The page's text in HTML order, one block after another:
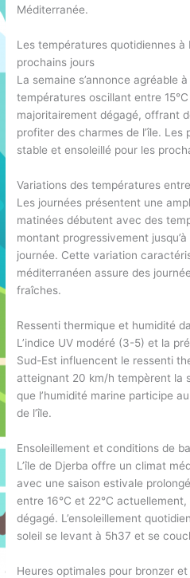
Méditerranée.
Les températures quotidiennes à
prochains jours
La semaine s’annonce agréable
températures oscillant entre
majoritairement dégagé, offrant
profiter des charmes de l’île.
stable et ensoleillé pour les
Variations des températures
Les journées présentent une
matinées débutent avec des
montant progressivement
journée. Cette variation
méditerranéen assure des
fraîches.
Ressenti thermique et humidité
L’indice UV modéré (3-5) et la
Sud-Est influencent le ressenti
atteignant 20 km/h tempèrent la
que l’humidité marine participe
de l’île.
Ensoleillement et conditions de
L’île de Djerba offre un climat
avec une saison estivale
entre 16°C et 22°C
dégagé. L’ensoleillement
soleil se levant à 5h37 et se
Heures optimales pour bronzer